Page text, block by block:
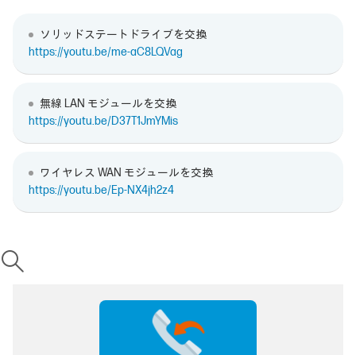
ソリッドステートドライブを交換
https://youtu.be/me-aC8LQVag
無線 LAN モジュールを交換
https://youtu.be/D37T1JmYMis
ワイヤレス WAN モジュールを交換
https://youtu.be/Ep-NX4jh2z4